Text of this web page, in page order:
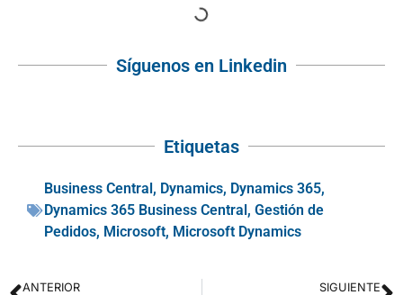
Síguenos en Linkedin
Etiquetas
Business Central, Dynamics, Dynamics 365,
Dynamics 365 Business Central, Gestión de
Pedidos, Microsoft, Microsoft Dynamics
ANTERIOR SIGUIENTE